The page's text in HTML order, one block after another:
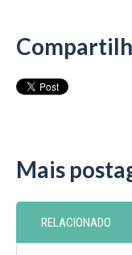
Mais
RELACIONADO